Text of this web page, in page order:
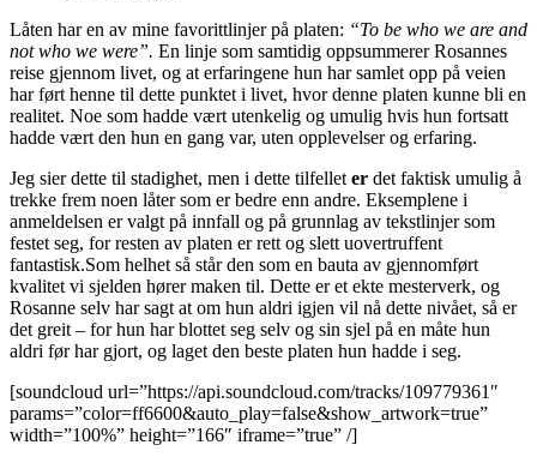
Låten har en av mine favorittlinjer på platen: “To be who we are and
not who we were”. En linje som samtidig oppsummerer Rosannes
reise gjennom livet, og at erfaringene hun har samlet opp på veien
har ført henne til dette punktet i livet, hvor denne platen kunne bli en
realitet. Noe som hadde vært utenkelig og umulig hvis hun fortsatt
hadde vært den hun en gang var, uten opplevelser og erfaring.
Jeg sier dette til stadighet, men i dette tilfellet er det faktisk umulig å
trekke frem noen låter som er bedre enn andre. Eksemplene i
anmeldelsen er valgt på innfall og på grunnlag av tekstlinjer som
festet seg, for resten av platen er rett og slett uovertruffent
fantastisk.Som helhet så står den som en bauta av gjennomført
kvalitet vi sjelden hører maken til. Dette er et ekte mesterverk, og
Rosanne selv har sagt at om hun aldri igjen vil nå dette nivået, så er
det greit – for hun har blottet seg selv og sin sjel på en måte hun
aldri før har gjort, og laget den beste platen hun hadde i seg.
[soundcloud url=”https://api.soundcloud.com/tracks/109779361″
params=”color=ff6600&auto_play=false&show_artwork=true”
width=”100%” height=”166″ iframe=”true” /]